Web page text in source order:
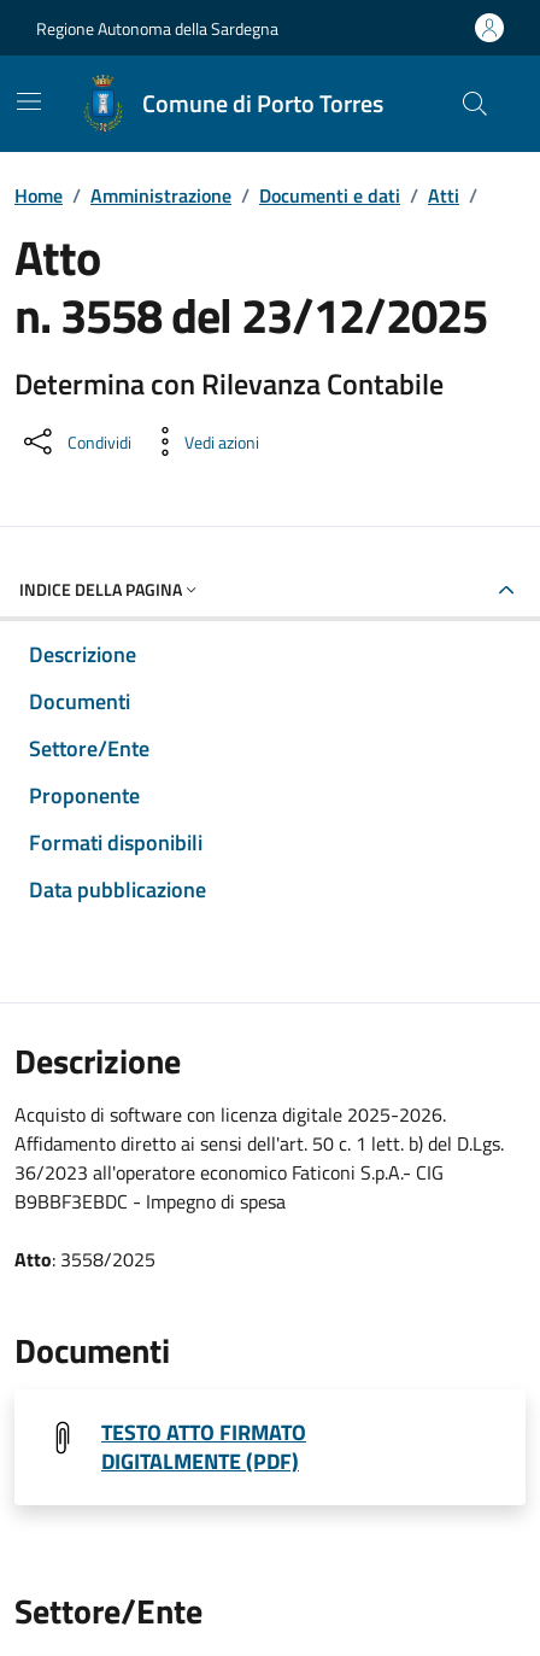
Regione Autonoma della Sardegna
Comune di Porto Torres
Home / Amministrazione / Documenti e dati / Atti /
Atto
n. 3558 del 23/12/2025
Determina con Rilevanza Contabile
Dettaglio del documento
Condividi Vedi azioni
INDICE DELLA PAGINA
Descrizione
Documenti
Settore/Ente
Proponente
Formati disponibili
Data pubblicazione
Descrizione
Acquisto di software con licenza digitale 2025-2026.
Affidamento diretto ai sensi dell'art. 50 c. 1 lett. b) del D.Lgs.
36/2023 all'operatore economico Faticoni S.p.A.- CIG
B9BBF3EBDC - Impegno di spesa
Atto: 3558/2025
Documenti
TESTO ATTO FIRMATO
DIGITALMENTE (PDF)
Settore/Ente